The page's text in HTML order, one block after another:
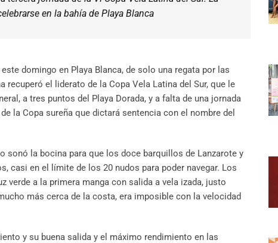
en la bahía de Playa Blanca
domingo en Playa Blanca, de solo una regata por las
el liderato de la Copa Vela Latina del Sur, que le
a tres puntos del Playa Dorada, y a falta de una jornada
la Copa sureña que dictará sentencia con el nombre del
sonó la bocina para que los doce barquillos de Lanzarote y
casi en el límite de los 20 nudos para poder navegar. Los
a la primera manga con salida a vela izada, justo
más cerca de la costa, era imposible con la velocidad
y su buena salida y el máximo rendimiento en las